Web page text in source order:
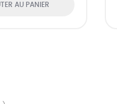
AU PANIER